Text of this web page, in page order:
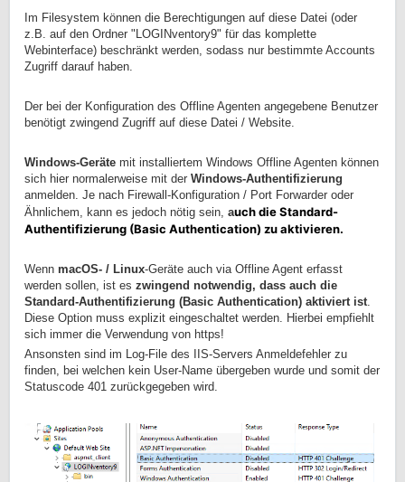
Im Filesystem können die Berechtigungen auf diese Datei (oder
z.B. auf den Ordner "LOGINventory9" für das komplette
Webinterface) beschränkt werden, sodass nur bestimmte Accounts
Zugriff darauf haben.
Der bei der Konfiguration des Offline Agenten angegebene Benutzer
benötigt zwingend Zugriff auf diese Datei / Website.
Windows-Geräte mit installiertem Windows Offline Agenten können
sich hier normalerweise mit der Windows-Authentifizierung
anmelden. Je nach Firewall-Konfiguration / Port Forwarder oder
Ähnlichem, kann es jedoch nötig sein, auch die Standard-
Authentifizierung (Basic Authentication) zu aktivieren.
Wenn macOS- / Linux-Geräte auch via Offline Agent erfasst
werden sollen, ist es zwingend notwendig, dass auch die
Standard-Authentifizierung (Basic Authentication) aktiviert ist
Diese Option muss explizit eingeschaltet werden. Hierbei empfiehlt
sich immer die Verwendung von https!
Ansonsten sind im Log-File des IIS-Servers Anmeldefehler zu
finden, bei welchen kein User-Name übergeben wurde und somit der
Statuscode 401 zurückgegeben wird.